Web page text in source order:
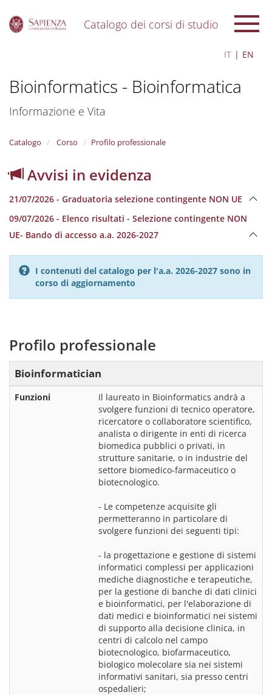
Catalogo dei corsi di studio
IT EN
Bioinformatics - Bioinformatica
Informazione e Vita
Catalogo Corso Profilo professionale
Avvisi in evidenza
21/07/2026 - Graduatoria selezione contingente NON UE
09/07/2026 - Elenco risultati - Selezione contingente NON
UE- Bando di accesso a.a. 2026-2027
I contenuti del catalogo per l'a.a. 2026-2027 sono in
corso di aggiornamento
Profilo professionale
Bioinformatician
Funzioni
Il laureato in Bioinformatics andrà a
svolgere funzioni di tecnico operatore,
ricercatore o collaboratore scientifico,
analista o dirigente in enti di ricerca
biomedica pubblici o privati, in
strutture sanitarie, o in industrie del
settore biomedico-farmaceutico o
biotecnologico.
- Le competenze acquisite gli
permetteranno in particolare di
svolgere funzioni dei seguenti tipi:
- la progettazione e gestione di sistemi
informatici complessi per applicazioni
mediche diagnostiche e terapeutiche,
per la gestione di banche di dati clinici
e bioinformatici, per l'elaborazione di
dati medici e bioinformatici nei sistemi
di supporto alla decisione clinica, in
centri di calcolo nel campo
biotecnologico, biofarmaceutico,
biologico molecolare sia nei sistemi
informativi sanitari, sia presso centri
ospedalieri;